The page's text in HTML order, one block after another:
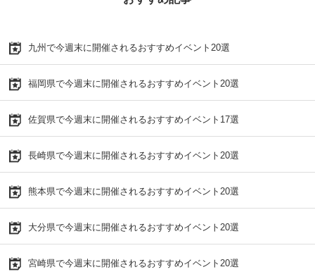
九州で今週末に開催されるおすすめイベント20選
福岡県で今週末に開催されるおすすめイベント20選
佐賀県で今週末に開催されるおすすめイベント17選
長崎県で今週末に開催されるおすすめイベント20選
熊本県で今週末に開催されるおすすめイベント20選
大分県で今週末に開催されるおすすめイベント20選
宮崎県で今週末に開催されるおすすめイベント20選